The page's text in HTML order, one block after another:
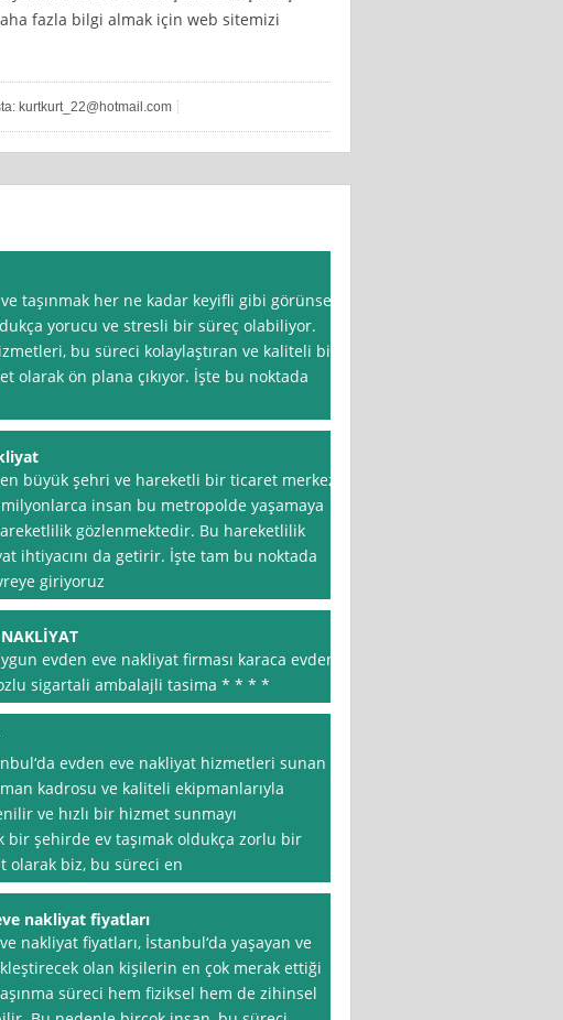
fazla bilgi almak için web sitemizi
kurtkurt_22@hotmail.com
taşınmak her ne kadar keyifli gibi görünse
yorucu ve stresli bir süreç olabiliyor.
bu süreci kolaylaştıran ve kaliteli bir
olarak ön plana çıkıyor. İşte bu noktada
büyük şehri ve hareketli bir ticaret merkezi
insan bu metropolde yaşamaya
gözlenmektedir. Bu hareketlilik
ihtiyacını da getirir. İşte tam bu noktada
giriyoruz
NAKLİYAT
evden eve nakliyat firması karaca evden
sigartali ambalajli tasima * * * *
evden eve nakliyat hizmetleri sunan
kadrosu ve kaliteli ekipmanlarıyla
ve hızlı bir hizmet sunmayı
şehirde ev taşımak oldukça zorlu bir
olarak biz, bu süreci en
nakliyat fiyatları
nakliyat fiyatları, İstanbul‘da yaşayan ve
olan kişilerin en çok merak ettiği
süreci hem fiziksel hem de zihinsel